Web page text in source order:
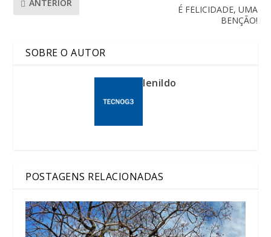
ANTERIOR
É FELICIDADE, UMA
BENÇÃO!
SOBRE O AUTOR
lenildo
POSTAGENS RELACIONADAS